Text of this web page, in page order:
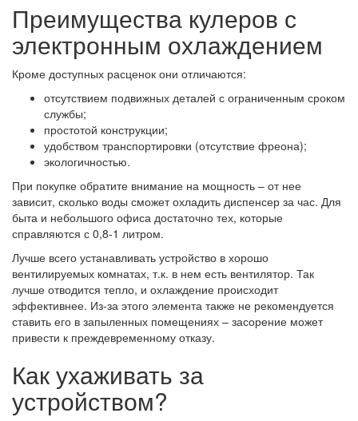
Преимущества кулеров с
электронным охлаждением
Кроме доступных расценок они отличаются:
отсутствием подвижных деталей с ограниченным сроком
службы;
простотой конструкции;
удобством транспортировки (отсутствие фреона);
экологичностью.
При покупке обратите внимание на мощность – от нее
зависит, сколько воды сможет охладить диспенсер за час. Для
быта и небольшого офиса достаточно тех, которые
справляются с 0,8-1 литром.
Лучше всего устанавливать устройство в хорошо
вентилируемых комнатах, т.к. в нем есть вентилятор. Так
лучше отводится тепло, и охлаждение происходит
эффективнее. Из-за этого элемента также не рекомендуется
ставить его в запыленных помещениях – засорение может
привести к преждевременному отказу.
Как ухаживать за
устройством?